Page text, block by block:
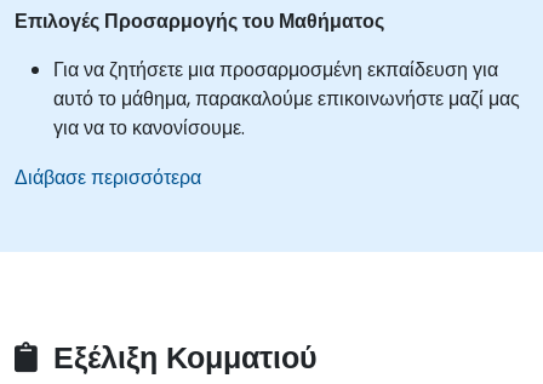
Επιλογές Προσαρμογής του Μαθήματος
Για να ζητήσετε μια προσαρμοσμένη εκπαίδευση για
αυτό το μάθημα, παρακαλούμε επικοινωνήστε μαζί μας
για να το κανονίσουμε.
Διάβασε περισσότερα
Εξέλιξη Κομματιού